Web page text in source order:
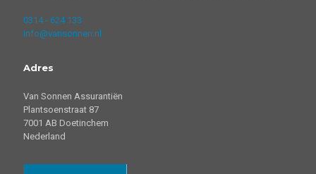
0314 - 624 133
info@vansonnen.nl
Adres
Van Sonnen Assurantiën
Plantsoenstraat 87
7001 AB Doetinchem
Nederland